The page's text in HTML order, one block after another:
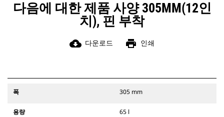
다음에 대한 제품 사양 305MM(12인
치), 핀 부착
cloud_download 다운로드 print 인쇄
폭 305 mm
용량 65 l